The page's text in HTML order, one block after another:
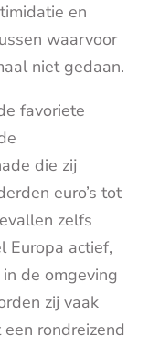
en
waarvoor
niet gedaan.
favoriete
die zij
euro’s tot
zelfs
Europa actief,
de omgeving
zij vaak
rondreizend